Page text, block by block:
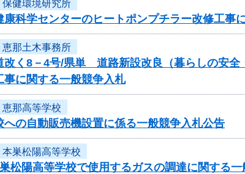
保健環境研究所
康科学センターのヒートポンプチラー改修工事
恵那土木事務所
改く8－4号/県単 道路新設改良（暮らしの安全
に関する一般競争入札
恵那高等学校
の自動販売機設置に係る一般競争入札公告
本巣松陽高等学校
松陽高等学校で使用するガスの調達に関する